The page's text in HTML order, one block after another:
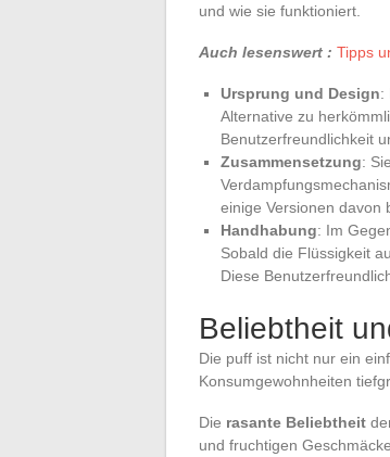
und wie sie funktioniert.
Auch lesenswert : Tipps
Ursprung und Design:
Alternative zu
Benutzerfreundlichkeit
Zusammensetzung:
einige Versionen davon
Handhabung: Im
Sobald die Flüssigkeit
Diese
Beliebtheit
Die puff ist nicht nur ein
Konsumgewohnheiten
Die rasante Beliebtheit
und fruchtigen